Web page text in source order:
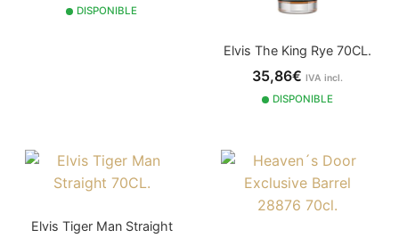
DISPONIBLE
Elvis The King Rye 70CL.
35,86€ IVA incl.
DISPONIBLE
Elvis Tiger Man Straight